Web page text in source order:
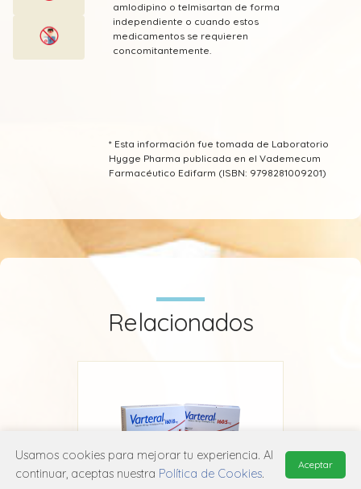
amlodipino o telmisartan de forma
independiente o cuando estos
medicamentos se requieren
concomitantemente.
* Esta información fue tomada de Laboratorio
Hygge Pharma publicada en el Vademecum
Farmacéutico Edifarm (ISBN: 9798281009201)
Relacionados
Usamos cookies para mejorar tu experiencia. Al
continuar, aceptas nuestra Política de Cookies.
Aceptar